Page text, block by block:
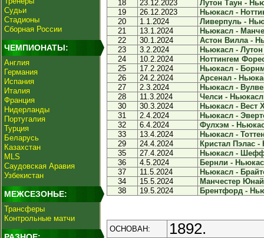
Судьи
Стадионы
Сборная России
ЧЕМПИОНАТЫ:
Англия
Германия
Испания
Италия
Франция
Нидерланды
Португалия
Турция
Беларусь
Казахстан
MLS
Саудовская Аравия
Узбекистан
МЕЖСЕЗОНЬЕ:
Трансферы
Контрольные матчи
18
23.12.2023
Лутон Таун -
19
26.12.2023
Ньюкасл -
20
1.1.2024
Ливерпуль -
21
13.1.2024
Ньюкасл -
22
30.1.2024
Астон Вилла -
23
3.2.2024
Ньюкасл -
24
10.2.2024
Ноттингем
25
17.2.2024
Ньюкасл -
26
24.2.2024
Арсенал -
27
2.3.2024
Ньюкасл -
28
11.3.2024
Челси - Ньюкасл
30
30.3.2024
Ньюкасл - Вест
31
2.4.2024
Ньюкасл -
32
6.4.2024
Фулхэм -
33
13.4.2024
Ньюкасл -
29
24.4.2024
Кристал Пэлас
35
27.4.2024
Ньюкасл -
36
4.5.2024
Бернли -
37
11.5.2024
Ньюкасл -
34
15.5.2024
Манчестер
38
19.5.2024 Брентфорд -
ОСНОВАН: 1892.